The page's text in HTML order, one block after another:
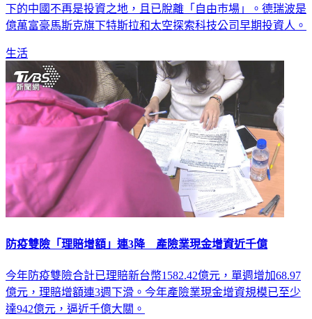
下的中國不再是投資之地，且已脫離「自由巿場」。德瑞波是
億萬富豪馬斯克旗下特斯拉和太空探索科技公司早期投資人。
生活
防疫雙險「理賠增額」連3降 產險業現金增資近千億
今年防疫雙險合計已理賠新台幣1582.42億元，單週增加68.97
億元，理賠增額連3週下滑。今年產險業現金增資規模已至少
達942億元，逼近千億大關。